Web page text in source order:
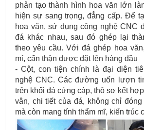
phản tạo thành hình hoa văn lớn
hiện sự sang trọng, đẳng cấp. Để
hoa văn, sử dụng công nghệ CNC
đá khác nhau, sau đó ghép lại
theo yêu cầu. Với đá ghép hoa
mỉ, cẩn thận được đặt lên hàng đầu
- Cột, con tiện chính là đại diện
nghệ CNC. Các đường uốn lượn
trên khối đá cứng cáp, thô sơ kết
vân, chi tiết của đá, không chỉ
mà còn mang tính thẩm mĩ, kiến trúc